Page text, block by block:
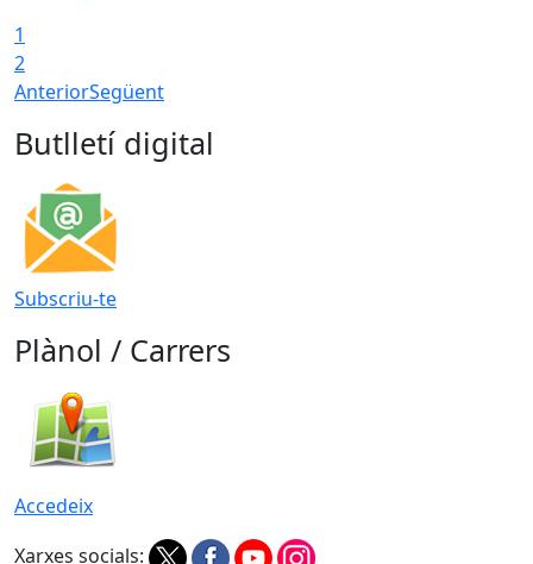
1
2
AnteriorSegüent
Butlletí digital
Subscriu-te
Plànol / Carrers
Accedeix
Xarxes socials: